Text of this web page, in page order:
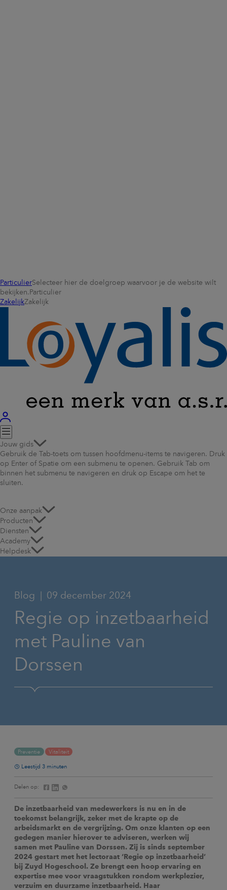
ParticulierSelecteer hier de doelgroep waarvoor je de website wilt
bekijken. Particulier
ZakelijkZakelijk
Jouw gids
Gebruik de Tab-toets om tussen hoofdmenu-items te navigeren. Druk
op Enter of Spatie om een submenu te openen. Gebruik Tab om
binnen het submenu te navigeren en druk op Escape om het te
sluiten.
Onze aanpak
Producten
Diensten
Academy
Helpdesk
Blog 09 december 2024
Regie op inzetbaarheid
met Pauline van
Dorssen
De inzetbaarheid van medewerkers is nu en in de
toekomst belangrijk, zeker met de krapte op de
arbeidsmarkt en de vergrijzing. Om onze klanten op een
gedegen manier hierover te adviseren, werken wij
samen met Pauline van Dorssen. Zij is sinds september
2024 gestart met het lectoraat ‘Regie op inzetbaarheid’
bij Zuyd Hogeschool. Ze brengt een hoop ervaring en
expertise mee voor vraagstukken rondom werkplezier,
verzuim en duurzame inzetbaarheid. Haar
Preventie Vitaliteit
Leestijd 3 minuten
Delen op: